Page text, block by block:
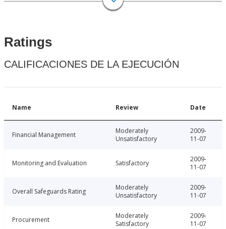
Ratings
CALIFICACIONES DE LA EJECUCIÓN
Name Review Date
Financial Management
Moderately
Unsatisfactory
2009-
11-07
Monitoring and Evaluation Satisfactory
2009-
11-07
Overall Safeguards Rating
Moderately
Unsatisfactory
2009-
11-07
Procurement
Moderately
Satisfactory
2009-
11-07